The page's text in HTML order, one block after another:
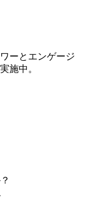
ーとエンゲージ
施中。